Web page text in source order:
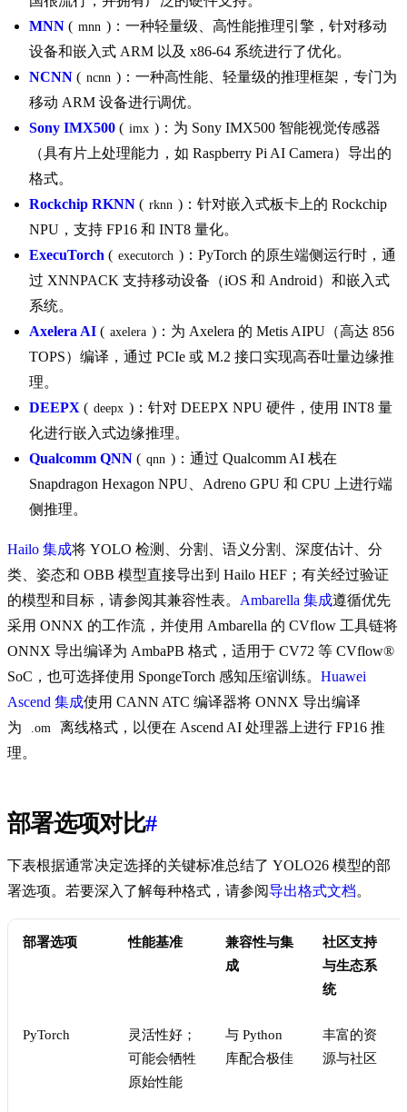
MNN ( mnn )：一种轻量级、高性能推理引擎，针对移动
设备和嵌入式 ARM 以及 x86-64 系统进行了优化。
NCNN ( ncnn )：一种高性能、轻量级的推理框架，专门为
移动 ARM 设备进行调优。
Sony IMX500 ( imx )：为 Sony IMX500 智能视觉传感器
（具有片上处理能力，如 Raspberry Pi AI Camera）导出的
格式。
Rockchip RKNN ( rknn )：针对嵌入式板卡上的 Rockchip
NPU，支持 FP16 和 INT8 量化。
ExecuTorch ( executorch )：PyTorch 的原生端侧运行时，通
过 XNNPACK 支持移动设备（iOS 和 Android）和嵌入式
系统。
Axelera AI ( axelera )：为 Axelera 的 Metis AIPU（高达 856
TOPS）编译，通过 PCIe 或 M.2 接口实现高吞吐量边缘推
理。
DEEPX ( deepx )：针对 DEEPX NPU 硬件，使用 INT8 量
化进行嵌入式边缘推理。
Qualcomm QNN ( qnn )：通过 Qualcomm AI 栈在
Snapdragon Hexagon NPU、Adreno GPU 和 CPU 上进行端
侧推理。
Hailo 集成将 YOLO 检测、分割、语义分割、深度估计、分
类、姿态和 OBB 模型直接导出到 Hailo HEF；有关经过验证
的模型和目标，请参阅其兼容性表。 Ambarella 集成遵循优先
采用 ONNX 的工作流，并使用 Ambarella 的 CVflow 工具链将
ONNX 导出编译为 AmbaPB 格式，适用于 CV72 等 CVflow®
SoC，也可选择使用 SpongeTorch 感知压缩训练。 Huawei
Ascend 集成使用 CANN ATC 编译器将 ONNX 导出编译
为
.om
离线格式，以便在 Ascend AI 处理器上进行 FP16 推
理。
部署选项对比#
下表根据通常决定选择的关键标准总结了 YOLO26 模型的部
署选项。若要深入了解每种格式，请参阅导出格式文档。
部署选项 性能基准
兼容性与集
成
社区支持
与生态系
统
PyTorch
灵活性好；
可能会牺牲
原始性能
与 Python
库配合极佳
丰富的资
源与社区